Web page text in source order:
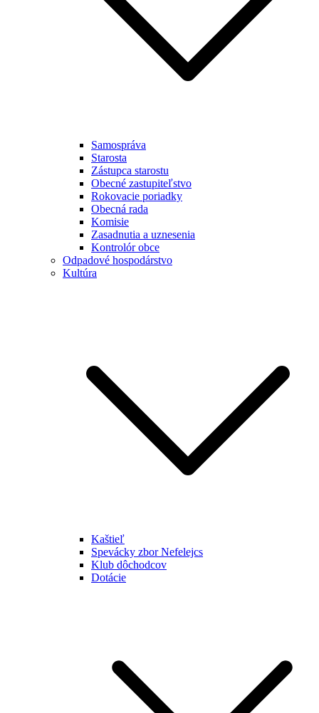
Samospráva
Starosta
Zástupca starostu
Obecné zastupiteľstvo
Rokovacie poriadky
Obecná rada
Komisie
Zasadnutia a uznesenia
Kontrolór obce
Odpadové hospodárstvo
Kultúra
Kaštieľ
Spevácky zbor Nefelejcs
Klub dôchodcov
Dotácie